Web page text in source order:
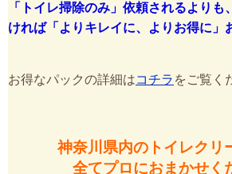
「トイレ掃除のみ」依頼されるよりも
ければ「よりキレイに、よりお得に」
お得なパックの詳細はコチラ をご覧く
神奈川県内のトイレクリ
全てプロにおまかせく